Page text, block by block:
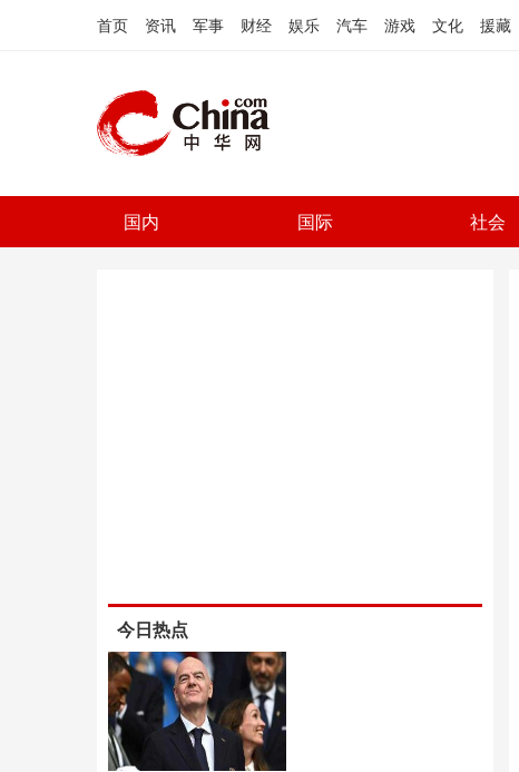
首页 资讯 军事 财经 娱乐 汽车 游戏 文化 援藏
国内 国际 社会
今日热点